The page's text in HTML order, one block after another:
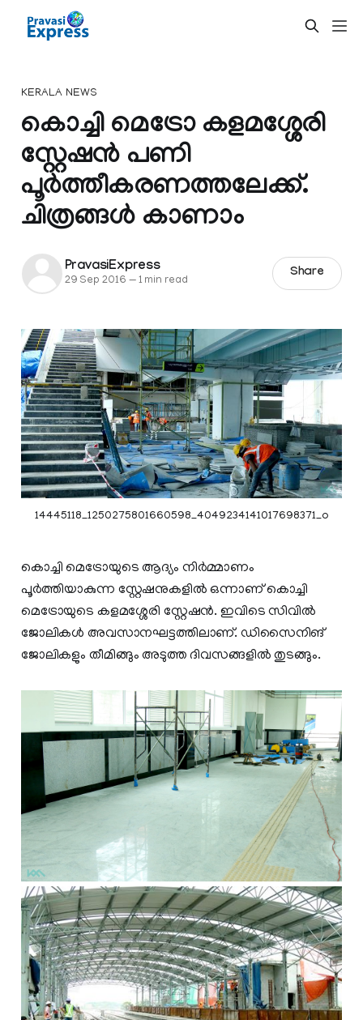
KERALA NEWS
കൊച്ചി മെട്രോ കളമശ്ശേരി
സ്റ്റേഷന്‍ പണി
പൂര്‍ത്തീകരണത്തലേക്ക്.
ചിത്രങ്ങള്‍ കാണാം
PravasiExpress
29 Sep 2016 —1 min read
Share
14445118_1250275801660598_4049234141017698371_o
കൊച്ചി മെട്രോയുടെ ആദ്യം നിര്‍മ്മാണം
പൂര്‍ത്തിയാകുന്ന സ്റ്റേഷനുകളില്‍ ഒന്നാണ് കൊച്ചി
മെട്രോയുടെ കളമശ്ശേരി സ്റ്റേഷൻ. ഇവിടെ സിവില്‍
ജോലികള്‍ അവസാനഘട്ടത്തിലാണ്. ഡിസൈനിങ്
ജോലികളും തീമിങ്ങും അടുത്ത ദിവസങ്ങളില്‍ തുടങ്ങും.